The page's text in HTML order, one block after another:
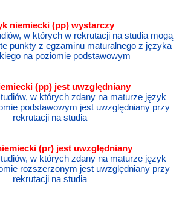
niemiecki (pp) wystarczy
w których w rekrutacji na studia mogą
punkty z egzaminu maturalnego z języka
na poziomie podstawowym
(pp) jest uwzględniany
w których zdany na maturze język
podstawowym jest uwzględniany przy
rekrutacji na studia
(pr) jest uwzględniany
w których zdany na maturze język
rozszerzonym jest uwzględniany przy
rekrutacji na studia